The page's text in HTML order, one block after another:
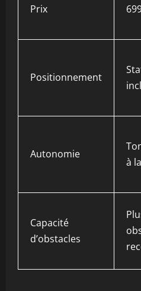
Prix
Positionnement
Autonomie
à
Capacité
d’obstacles